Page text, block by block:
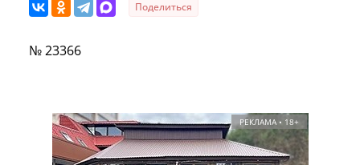
Поделиться
№ 23366
РЕКЛАМА • 18+